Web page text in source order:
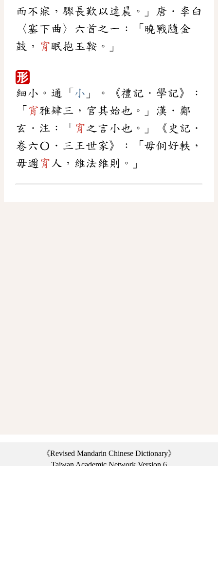
而不寐，驟長歎以達晨。」唐．李白
〈塞下曲〉六首之一：「曉戰隨金
鼓， 宵眠抱玉鞍。」
形
細小。通「 小 」。《禮記．學記》：
「 宵雅肄三，官其始也。」漢．鄭
玄．注：「 宵之言小也。」《史記．
卷六〇．三王世家》：「毋侗好軼，
毋邇 宵 人，維法維則。」
《Revised Mandarin Chinese Dictionary》
Taiwan Academic Network Version 6